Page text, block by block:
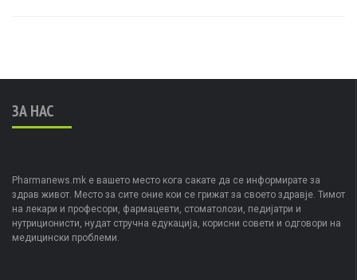
ЗА НАС
Pharmanews.mk е вашето место кога сакате да се информирате за
здрав живот. Место за сите оние кои се грижат за своето здравје. Тимот
на лекари и професори, фармацевти, стоматолози, педијатри и
нутриционисти, нудат стручна едукација, корисни совети и одговори на
медицински проблеми.